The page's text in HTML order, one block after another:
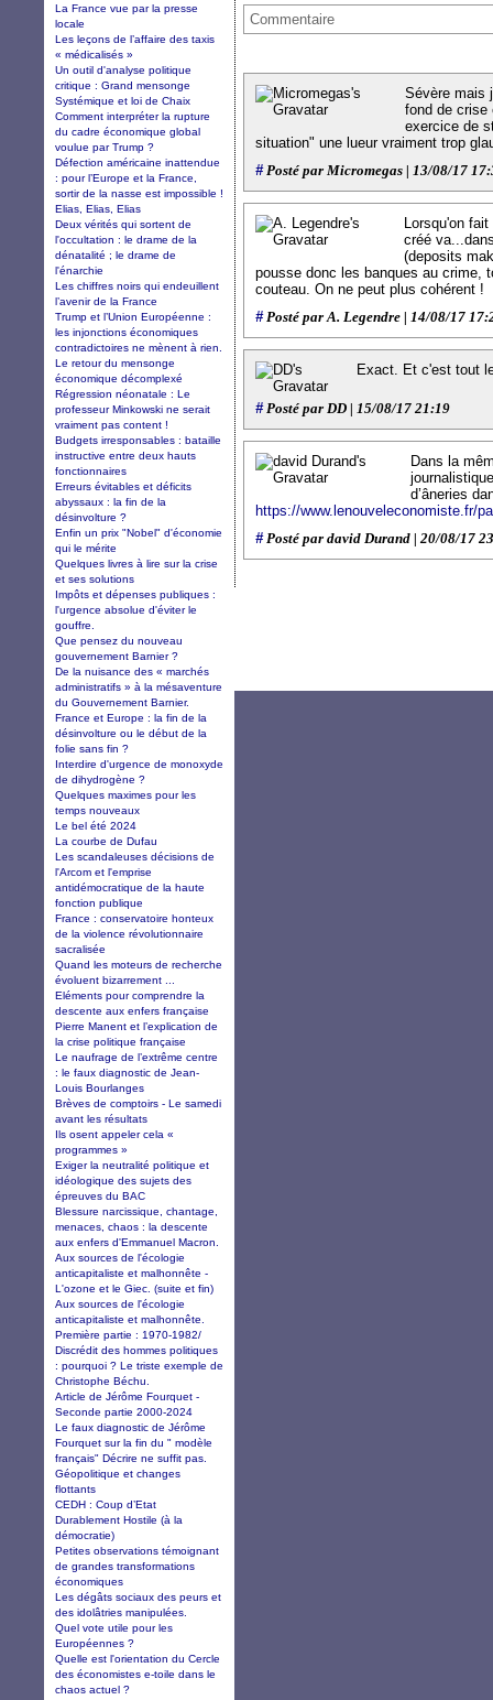
Commentaire
Sévère mais
fond de crise
exercice de
situation" une lueur vraiment trop
#Posté par Micromegas | 13/08/17
Lorsqu'on
créé
(deposits
pousse donc les banques au crime,
couteau. On ne peut plus cohérent !
#Posté par A. Legendre | 14/08/17
Exact. Et c'est tout
#Posté par DD | 15/08/17 21:19
Dans la
d’âneries
https://www.lenouveleconomiste.fr/
#Posté par david Durand | 20/08/17
La France vue par la presse
locale
Les leçons de l’affaire des taxis
« médicalisés »
Un outil d'analyse politique
critique : Grand mensonge
Systémique et loi de Chaix
Comment interpréter la rupture
du cadre économique global
voulue par Trump ?
Défection américaine inattendue
: pour l’Europe et la France,
sortir de la nasse est impossible !
Elias, Elias, Elias
Deux vérités qui sortent de
l'occultation : le drame de la
dénatalité ; le drame de
l'énarchie
Les chiffres noirs qui endeuillent
l’avenir de la France
Trump et l’Union Européenne :
les injonctions économiques
contradictoires ne mènent à rien.
Le retour du mensonge
économique décomplexé
Régression néonatale : Le
professeur Minkowski ne serait
vraiment pas content !
Budgets irresponsables : bataille
instructive entre deux hauts
fonctionnaires
Erreurs évitables et déficits
abyssaux : la fin de la
désinvolture ?
Enfin un prix "Nobel" d'économie
qui le mérite
Quelques livres à lire sur la crise
et ses solutions
Impôts et dépenses publiques :
l'urgence absolue d'éviter le
gouffre.
Que pensez du nouveau
gouvernement Barnier ?
De la nuisance des « marchés
administratifs » à la mésaventure
du Gouvernement Barnier.
France et Europe : la fin de la
désinvolture ou le début de la
folie sans fin ?
Interdire d'urgence de monoxyde
de dihydrogène ?
Quelques maximes pour les
temps nouveaux
Le bel été 2024
La courbe de Dufau
Les scandaleuses décisions de
l'Arcom et l'emprise
antidémocratique de la haute
fonction publique
France : conservatoire honteux
de la violence révolutionnaire
sacralisée
Quand les moteurs de recherche
évoluent bizarrement ...
Eléments pour comprendre la
descente aux enfers française
Pierre Manent et l’explication de
la crise politique française
Le naufrage de l’extrême centre
: le faux diagnostic de Jean-
Louis Bourlanges
Brèves de comptoirs - Le samedi
avant les résultats
Ils osent appeler cela «
programmes »
Exiger la neutralité politique et
idéologique des sujets des
épreuves du BAC
Blessure narcissique, chantage,
menaces, chaos : la descente
aux enfers d'Emmanuel Macron.
Aux sources de l'écologie
anticapitaliste et malhonnête -
L'ozone et le Giec. (suite et fin)
Aux sources de l'écologie
anticapitaliste et malhonnête.
Première partie : 1970-1982/
Discrédit des hommes politiques
: pourquoi ? Le triste exemple de
Christophe Béchu.
Article de Jérôme Fourquet -
Seconde partie 2000-2024
Le faux diagnostic de Jérôme
Fourquet sur la fin du " modèle
français" Décrire ne suffit pas.
Géopolitique et changes
flottants
CEDH : Coup d’Etat
Durablement Hostile (à la
démocratie)
Petites observations témoignant
de grandes transformations
économiques
Les dégâts sociaux des peurs et
des idolâtries manipulées.
Quel vote utile pour les
Européennes ?
Quelle est l'orientation du Cercle
des économistes e-toile dans le
chaos actuel ?